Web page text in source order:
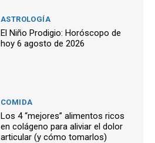
ASTROLOGÍA
El Niño Prodigio: Horóscopo de
hoy 6 agosto de 2026
COMIDA
Los 4 “mejores” alimentos ricos
en colágeno para aliviar el dolor
articular (y cómo tomarlos)